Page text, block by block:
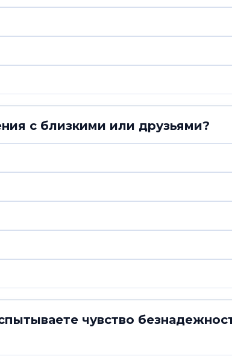
с близкими или друзьями?
чувство